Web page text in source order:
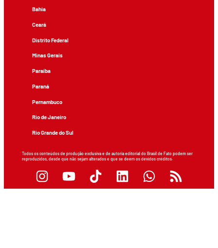
Bahia
Ceará
Distrito Federal
Minas Gerais
Paraíba
Paraná
Pernambuco
Rio de Janeiro
Rio Grande do Sul
Todos os conteúdos de produção exclusiva e de autoria editorial do Brasil de Fato podem ser
reproduzidos, desde que não sejam alterados e que se deem os devidos créditos.